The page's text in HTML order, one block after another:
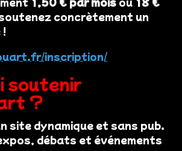
concrètement un
!
inscription/
soutenir
?
site dynamique et sans pub.
débats et événements